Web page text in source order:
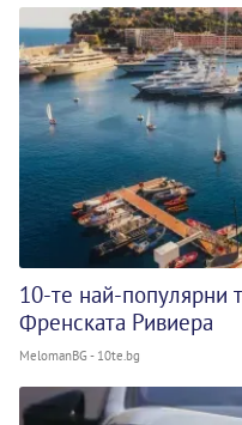
10-те най-популярни
Френската Ривиера
MelomanBG - 10te.bg